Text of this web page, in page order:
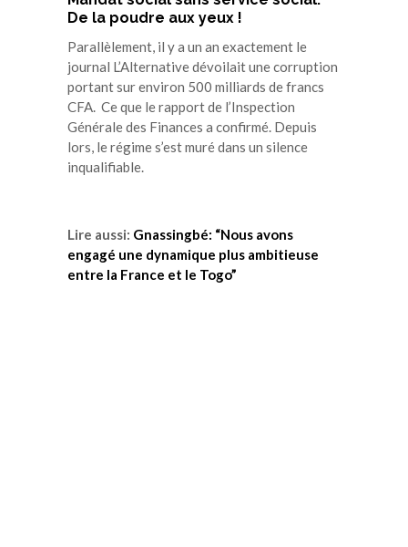
De la poudre aux yeux !
Parallèlement, il y a un an exactement le
journal L’Alternative dévoilait une corruption
portant sur environ 500 milliards de francs
CFA. Ce que le rapport de l’Inspection
Générale des Finances a confirmé. Depuis
lors, le régime s’est muré dans un silence
inqualifiable.
Lire aussi: Gnassingbé: “Nous avons
engagé une dynamique plus ambitieuse
entre la France et le Togo”